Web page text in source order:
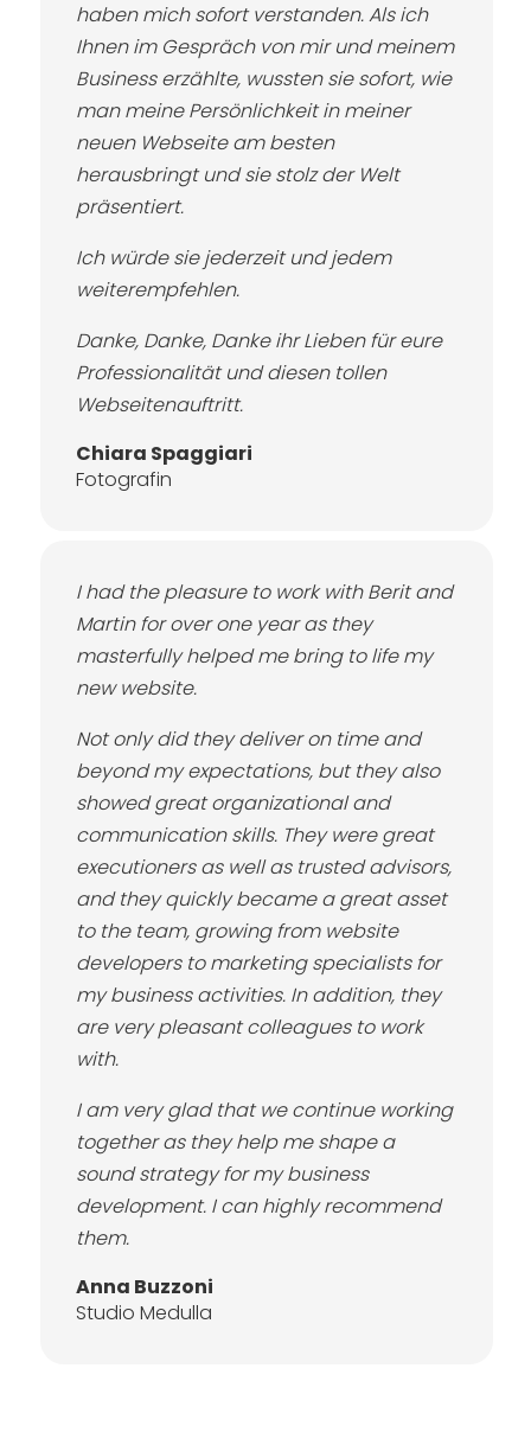
haben mich sofort verstanden. Als ich
Ihnen im Gespräch von mir und meinem
Business erzählte, wussten sie sofort, wie
man meine Persönlichkeit in meiner
neuen Webseite am besten
herausbringt und sie stolz der Welt
präsentiert.
Ich würde sie jederzeit und jedem
weiterempfehlen.
Danke, Danke, Danke ihr Lieben für eure
Professionalität und diesen tollen
Webseitenauftritt.
Chiara Spaggiari
Fotografin
I had the pleasure to work with Berit and
Martin for over one year as they
masterfully helped me bring to life my
new website.
Not only did they deliver on time and
beyond my expectations, but they also
showed great organizational and
communication skills. They were great
executioners as well as trusted advisors,
and they quickly became a great asset
to the team, growing from website
developers to marketing specialists for
my business activities. In addition, they
are very pleasant colleagues to work
with.
I am very glad that we continue working
together as they help me shape a
sound strategy for my business
development. I can highly recommend
them.
Anna Buzzoni
Studio Medulla